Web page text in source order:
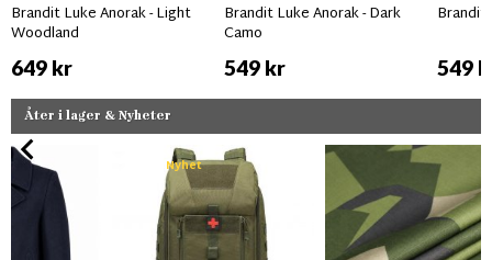
Brandit Luke Anorak - Light
Woodland
649 kr
Brandit Luke Anorak - Dark
Camo
549 kr
Brandit
549
Åter i lager & Nyheter
Nyhet